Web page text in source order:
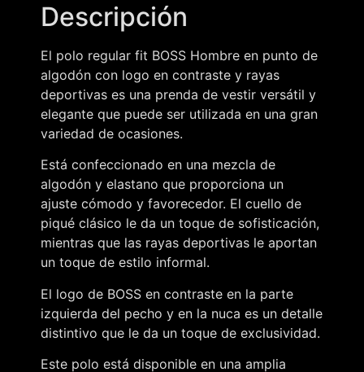
Descripción
El polo regular fit BOSS Hombre en punto de
algodón con logo en contraste y rayas
deportivas es una prenda de vestir versátil y
elegante que puede ser utilizada en una gran
variedad de ocasiones.
Está confeccionado en una mezcla de
algodón y elastano que proporciona un
ajuste cómodo y favorecedor. El cuello de
piqué clásico le da un toque de sofisticación,
mientras que las rayas deportivas le aportan
un toque de estilo informal.
El logo de BOSS en contraste en la parte
izquierda del pecho y en la nuca es un detalle
distintivo que le da un toque de exclusividad.
Este polo está disponible en una amplia